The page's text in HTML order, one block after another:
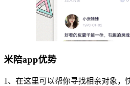
米陪app优势
1、在这里可以帮你寻找相亲对象，